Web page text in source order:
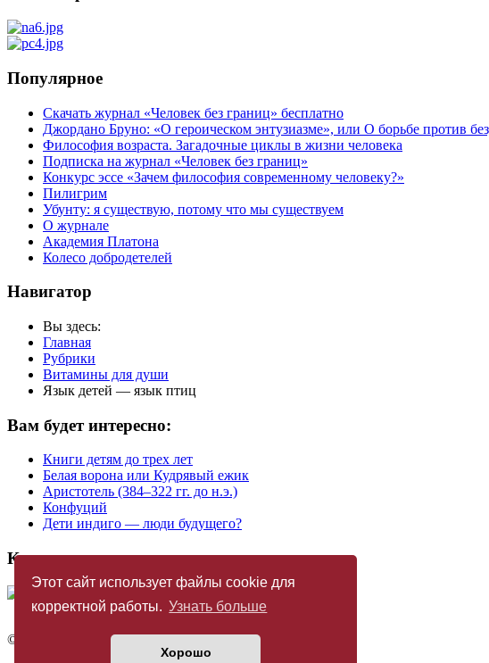
Этот сайт использует файлы cookie для
корректной работы. Узнать больше
Хорошо
Популярное
Скачать журнал «Человек без границ» бесплатно
Джордано Бруно: «О героическом энтузиазме», или О борьбе против
Философия возраста. Загадочные циклы в жизни человека
Подписка на журнал «Человек без границ»
Конкурс эссе «Зачем философия современному человеку?»
Пилигрим
Убунту: я существую, потому что мы существуем
О журнале
Академия Платона
Колесо добродетелей
Навигатор
Вы здесь:
Главная
Рубрики
Витамины для души
Язык детей — язык птиц
Вам будет интересно:
Книги детям до трех лет
Белая ворoна или Кудрявый ежик
Аристотель (384–322 гг. до н.э.)
Конфуций
Дети индиго — люди будущего?
Купить журнал
© Издательство «Новый Акрополь»2005 — 2026
Политика конфиденциальности